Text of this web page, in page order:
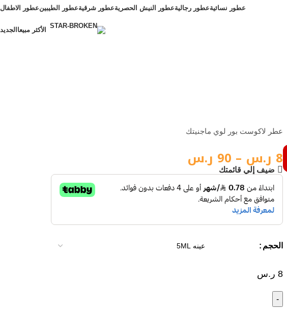
عطور نسائيةعطور رجاليةعطور النيش الحصريةعطور شرقيةعطور الطيبينعطور الاطفال
الأكثر مبيعا الجديد
عطر لاكوست بور لوي ماجنيتك
8 ر.س –
90 ر.س ضيف إلي قائمتك
الحجم
8 ر.س